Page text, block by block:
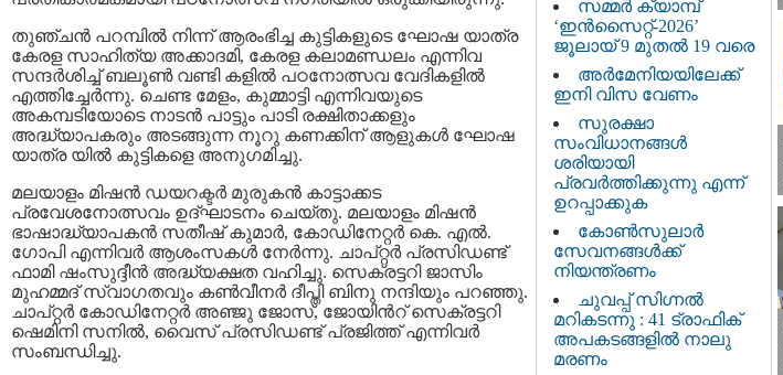
തുഞ്ചൻ പറമ്പിൽ നിന്ന് ആരംഭിച്ച കുട്ടികളുടെ ഘോഷ യാത്ര
കേരള സാഹിത്യ അക്കാദമി, കേരള കലാമണ്ഡലം എന്നിവ
സന്ദർശിച്ച് ബലൂൺ വണ്ടി കളിൽ പഠനോത്സവ വേദികളിൽ
എത്തിച്ചേർന്നു. ചെണ്ട മേളം, കുമ്മാട്ടി എന്നിവയുടെ
അകമ്പടിയോടെ നാടൻ പാട്ടും പാടി രക്ഷിതാക്കളും
അദ്ധ്യാപകരും അടങ്ങുന്ന നൂറു കണക്കിന് ആളുകൾ ഘോഷ
യാത്ര യിൽ കുട്ടികളെ അനുഗമിച്ചു.
മലയാളം മിഷൻ ഡയറക്ടർ മുരുകൻ കാട്ടാക്കട
പ്രവേശനോത്സവം ഉദ്ഘാടനം ചെയ്തു. മലയാളം മിഷൻ
ഭാഷാദ്ധ്യാപകൻ സതീഷ് കുമാർ, കോഡിനേറ്റർ കെ. എൽ.
ഗോപി എന്നിവർ ആശംസകൾ നേര്‍ന്നു. ചാപ്റ്റർ പ്രസിഡണ്ട്
ഫാമി ഷംസുദ്ദീൻ അദ്ധ്യക്ഷത വഹിച്ചു. സെക്രട്ടറി ജാസിം
മുഹമ്മദ് സ്വാഗതവും കൺവീനർ ദീപ്തി ബിനു നന്ദിയും പറഞ്ഞു.
ചാപ്റ്റർ കോഡിനേറ്റർ അഞ്ജു ജോസ്, ജോയിന്‍റ് സെക്രട്ടറി
ഷെമിനി സനിൽ, വൈസ് പ്രസിഡണ്ട് പ്രജിത്ത് എന്നിവർ
സംബന്ധിച്ചു.
സമ്മർ ക്യാമ്പ്
‘ഇൻസൈറ്റ്-2026’
ജൂലായ് 9 മുതൽ 19 വരെ
അർമേനിയയിലേക്ക്
ഇനി വിസ വേണം
സുരക്ഷാ
സംവിധാനങ്ങൾ
ശരിയായി
പ്രവർത്തിക്കുന്നു എന്ന്
ഉറപ്പാക്കുക
കോൺസുലാർ
സേവനങ്ങൾക്ക്
നിയന്ത്രണം
ചുവപ്പ് സിഗ്നൽ
മറികടന്നു : 41 ട്രാഫിക്
അപകടങ്ങളിൽ നാലു
മരണം